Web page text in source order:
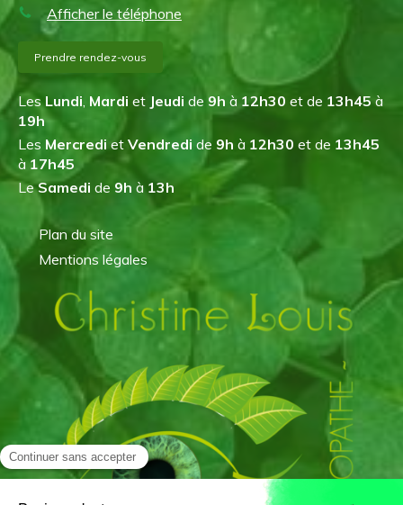
Afficher le téléphone
Prendre rendez-vous
LesLundi, Mardi et Jeudi de 9h à 12h30 et de 13h45à
19h
Les Mercrediet Vendredi de 9h à 12h30 et de 13h45
à17h45
LeSamedi de 9h à 13h
Plan du site
Mentions légales